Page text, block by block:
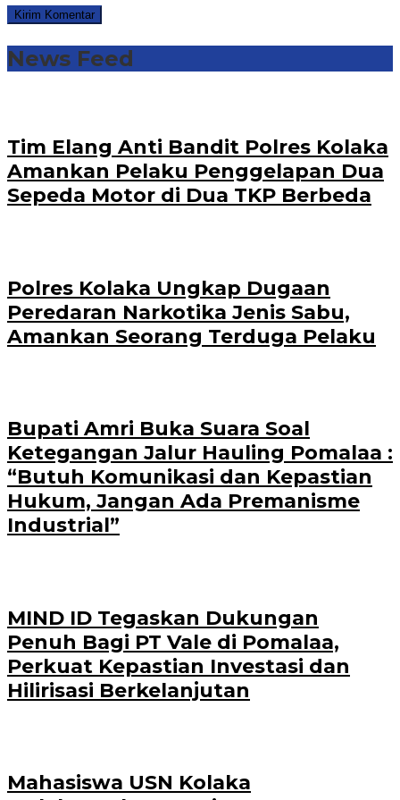
News Feed
Tim Elang Anti Bandit Polres Kolaka
Amankan Pelaku Penggelapan Dua
Sepeda Motor di Dua TKP Berbeda
Polres Kolaka Ungkap Dugaan
Peredaran Narkotika Jenis Sabu,
Amankan Seorang Terduga Pelaku
Bupati Amri Buka Suara Soal
Ketegangan Jalur Hauling Pomalaa :
“Butuh Komunikasi dan Kepastian
Hukum, Jangan Ada Premanisme
Industrial”
MIND ID Tegaskan Dukungan
Penuh Bagi PT Vale di Pomalaa,
Perkuat Kepastian Investasi dan
Hilirisasi Berkelanjutan
Mahasiswa USN Kolaka